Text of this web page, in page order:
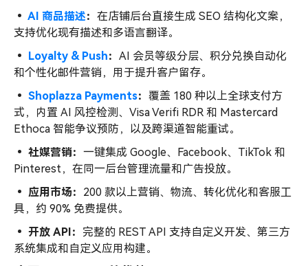
• AI 商品描述： 在店铺后台直接生成 SEO 结构化文案，
支持优化现有描述和多语言翻译。
• Loyalty & Push： AI 会员等级分层、积分兑换自动化
和个性化邮件营销，用于提升客户留存。
• Shoplazza Payments： 覆盖 180 种以上全球支付方
式，内置 AI 风控检测、Visa Verifi RDR 和 Mastercard
Ethoca 智能争议预防，以及跨渠道智能重试。
• 社媒营销： 一键集成 Google、Facebook、TikTok 和
Pinterest，在同一后台管理流量和广告投放。
• 应用市场： 200 款以上营销、物流、转化优化和客服工
具，约 90% 免费提供。
• 开放 API： 完整的 REST API 支持自定义开发、第三方
系统集成和自定义应用构建。